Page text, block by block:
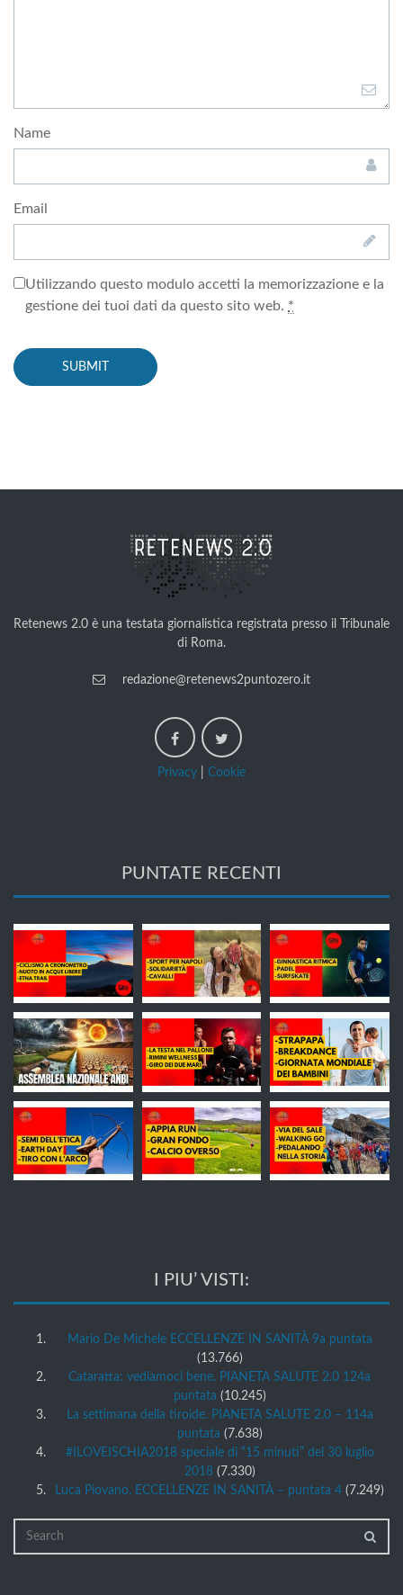
Name
Email
Utilizzando questo modulo accetti la memorizzazione e la
gestione dei tuoi dati da questo sito web. *
Retenews 2.0 è una testata giornalistica registrata presso il Tribunale
di Roma.
redazione@retenews2puntozero.it
Privacy Cookie
PUNTATE RECENTI
I PIU’ VISTI:
Mario De Michele ECCELLENZE IN SANITÀ 9a puntata
(13.766)
Cataratta: vediamoci bene. PIANETA SALUTE 2.0 124a
puntata (10.245)
La settimana della tiroide. PIANETA SALUTE 2.0 – 114a
puntata (7.638)
#ILOVEISCHIA2018 speciale di “15 minuti” del 30 luglio
2018 (7.330)
Luca Piovano. ECCELLENZE IN SANITÀ – puntata 4 (7.249)